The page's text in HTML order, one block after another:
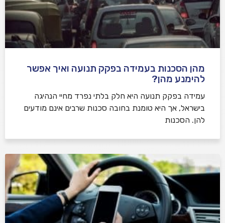
מהן הסכנות בעמידה בפקק תנועה ואיך אפשר
להימנע מהן?
עמידה בפקק תנועה היא חלק בלתי נפרד מחיי הנהיגה
בישראל, אך היא טומנת בחובה סכנות שרבים אינם מודעים
להן. הסכנות